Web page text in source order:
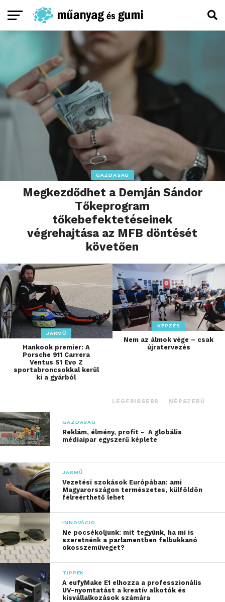
GAZDASÁG
Megkezdődhet a Demján Sándor
Tőkeprogram
tőkebefektetéseinek
végrehajtása az MFB döntését
követően
JÁRMŰ
Hankook premier: A
Porsche 911 Carrera
Ventus S1 Evo Z
sportabroncsokkal kerül
ki a gyárból
KÉPZÉS
Nem az álmok vége – csak
újratervezés
LEGFRISSEBB NÉPSZERŰ
GAZDASÁG
Reklám, élmény, profit - A globális
médiaipar egyszerű képlete
JÁRMŰ
Vezetési szokások Európában: ami
Magyarországon természetes, külföldön
félreérthető lehet
INNOVÁCIÓ
Ne pocsékoljunk: mit tegyünk, ha mi is
szeretnénk a parlamentben felbukkanó
okosszemüveget?
TIPPEK
A eufyMake E1 elhozza a professzionális
UV-nyomtatást a kreatív alkotók és
kisvállalkozások számára